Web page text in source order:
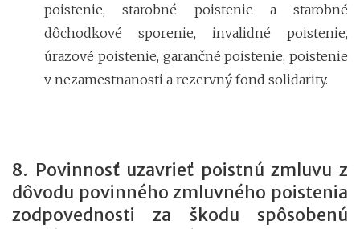
poistenie, starobné poistenie a starobné
dôchodkové sporenie, invalidné poistenie,
úrazové poistenie, garančné poistenie, poistenie
v nezamestnanosti a rezervný fond solidarity.
8. Povinnosť uzavrieť poistnú zmluvu z
dôvodu povinného zmluvného poistenia
zodpovednosti za škodu spôsobenú